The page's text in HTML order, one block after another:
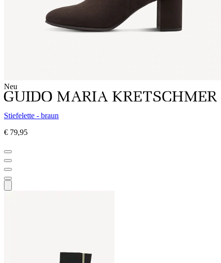
Neu
Stiefelette - braun
€ 79,95